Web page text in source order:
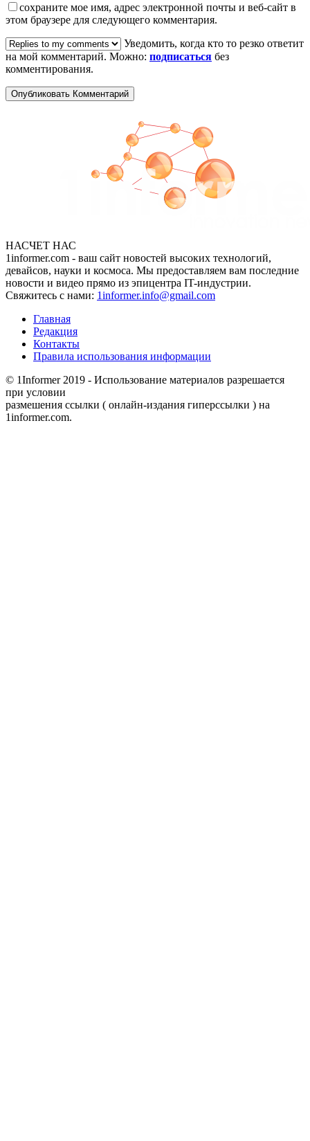
сохраните мое имя, адрес электронной почты и веб-сайт в
этом браузере для следующего комментария.
Уведомить, когда кто то резко ответит
на мой комментарий. Можно: подписаться без
комментирования.
НАСЧЕТ НАС
1informer.com - ваш сайт новостей высоких технологий,
девайсов, науки и космоса. Мы предоставляем вам последние
новости и видео прямо из эпицентра IT-индустрии.
Свяжитесь с нами: 1informer.info@gmail.com
Главная
Редакция
Контакты
Правила использования информации
© 1Informer 2019 - Использование материалов разрешается
при условии
размешения ссылки ( онлайн-издания гиперссылки ) на
1informer.com.